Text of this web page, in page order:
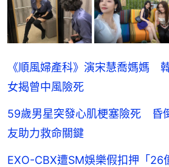
《順風婦產科》演宋慧喬媽媽
女揭曾中風險死
59歲男星突發心肌梗塞險死 昏
友助力救命關鍵
EXO-CBX遭SM娛樂假扣押「